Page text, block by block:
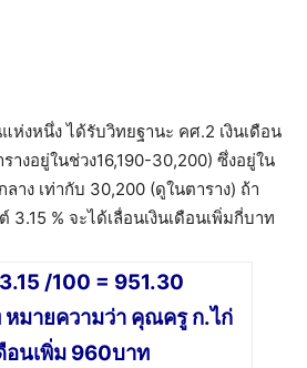
ห่งหนึ่ง ได้รับวิทยฐานะ คศ.2 เงินเดือน
างอยู่ในช่วง16,190-30,200) ซึ่งอยู่ใน
าง เท่ากับ 30,200 (ดูในตาราง) ถ้า
3.15 % จะได้เลื่อนเงินเดือนเพิ่มกี่บาท
/100 = 951.30
มายความว่า คุณครู ก.ไก่
อนเพิ่ม 960บาท